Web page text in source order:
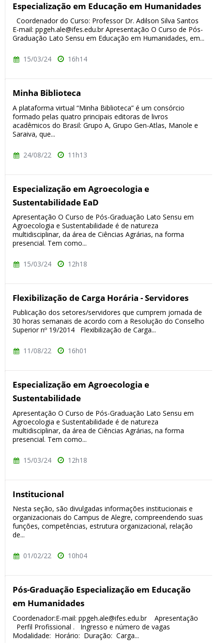
Especialização em Educação em Humanidades
Coordenador do Curso: Professor Dr. Adilson Silva Santos
E-mail: ppgeh.ale@ifes.edu.br Apresentação O Curso de Pós-
Graduação Lato Sensu em Educação em Humanidades, em...
15/03/24 16h14
Minha Biblioteca
A plataforma virtual “Minha Biblioteca” é um consórcio
formado pelas quatro principais editoras de livros
acadêmicos do Brasil: Grupo A, Grupo Gen-Atlas, Manole e
Saraiva, que...
24/08/22 11h13
Especialização em Agroecologia e
Sustentabilidade EaD
Apresentação O Curso de Pós-Graduação Lato Sensu em
Agroecologia e Sustentabilidade é de natureza
multidisciplinar, da área de Ciências Agrárias, na forma
presencial. Tem como...
15/03/24 12h18
Flexibilização de Carga Horária - Servidores
Publicação dos setores/servidores que cumprem jornada de
30 horas semanais de acordo com a Resolução do Conselho
Superior nº 19/2014 Flexibilização de Carga...
11/08/22 16h01
Especialização em Agroecologia e
Sustentabilidade
Apresentação O Curso de Pós-Graduação Lato Sensu em
Agroecologia e Sustentabilidade é de natureza
multidisciplinar, da área de Ciências Agrárias, na forma
presencial. Tem como...
15/03/24 12h18
Institucional
Nesta seção, são divulgadas informações institucionais e
organizacionais do Campus de Alegre, compreendendo suas
funções, competências, estrutura organizacional, relação
de...
01/02/22 10h04
Pós-Graduação Especialização em Educação
em Humanidades
Coordenador:E-mail: ppgeh.ale@ifes.edu.br Apresentação
Perfil Profissional . Ingresso e número de vagas
Modalidade: Horário: Duração: Carga...